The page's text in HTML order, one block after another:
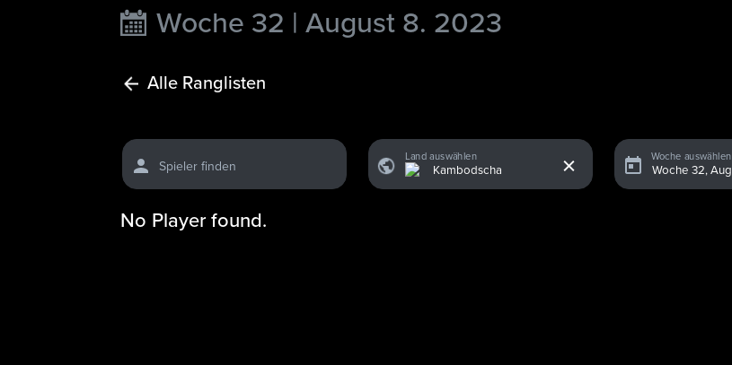
Woche 32 | August 8. 2023
Alle Ranglisten
Spieler finden
Land auswählen Woche auswählen
No Player found.